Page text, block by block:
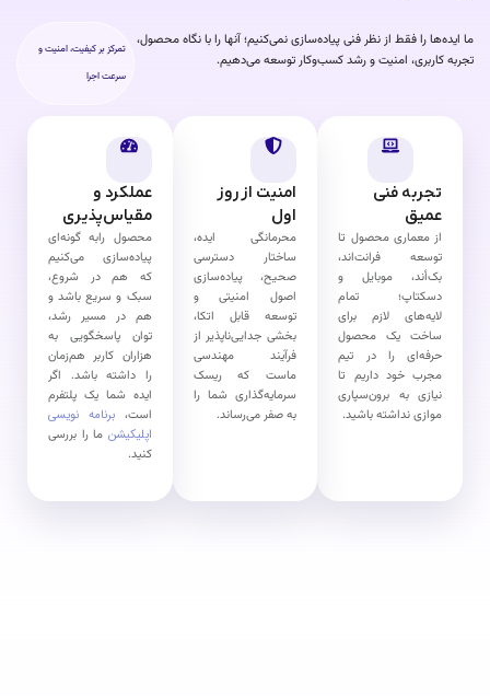
ما ایده‌ها را فقط از نظر فنی پیاده‌سازی نمی‌کنیم؛ آنها را با نگاه محصول،
تجربه کاربری، امنیت و رشد کسب‌وکار توسعه می‌دهیم.
تمرکز بر کیفیت، امنیت و
سرعت اجرا
تجربه فنی
عمیق
از معماری محصول تا
توسعه فرانت‌اند،
بک‌أند، موبایل و
دسکتاپ؛ تمام
لایه‌های لازم برای
ساخت یک محصول
حرفه‌ای را در تیم
مجرب خود داریم تا
نیازی به برون‌سپاری
موازی نداشته باشید.
امنیت از روز
اول
محرمانگی ایده،
ساختار دسترسی
صحیح، پیاده‌سازی
اصول امنیتی و
توسعه قابل اتکا،
بخشی جدایی‌ناپذیر از
فرآیند مهندسی
ماست که ریسک
سرمایه‌گذاری شما را
به صفر می‌رساند.
عملکرد و
مقیاس‌پذیری
محصول رابه گونه‌ای
پیاده‌سازی می‌کنیم
که هم در شروع،
سبک و سریع باشد و
هم در مسیر رشد،
توان پاسخگویی به
هزاران کاربر هم‌زمان
را داشته باشد. اگر
ایده شما یک پلتفرم
است،برنامه نویسی
اپلیکیشن ما را بررسی
کنید.